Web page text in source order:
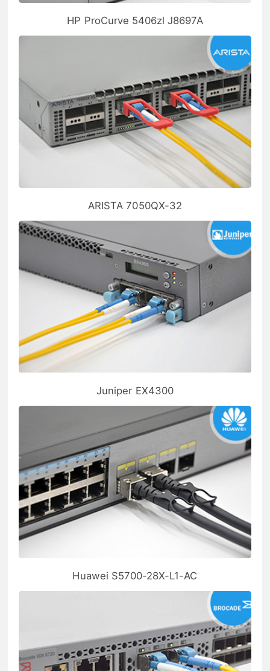
HP ProCurve 5406zl J8697A
ARISTA 7050QX-32
Juniper EX4300
Huawei S5700-28X-L1-AC